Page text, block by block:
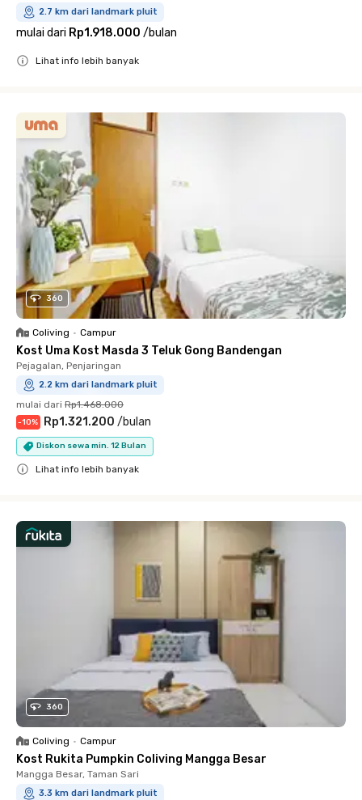
2.7 km dari landmark pluit
mulai dari Rp1.918.000 /bulan
Lihat info lebih banyak
360
Coliving • Campur
Kost Uma Kost Masda 3 Teluk Gong Bandengan
Pejagalan, Penjaringan
2.2 km dari landmark pluit
mulai dari Rp1.468.000
-10% Rp1.321.200 /bulan
Diskon sewa min. 12 Bulan
Lihat info lebih banyak
360
Coliving • Campur
Kost Rukita Pumpkin Coliving Mangga Besar
Mangga Besar, Taman Sari
3.3 km dari landmark pluit